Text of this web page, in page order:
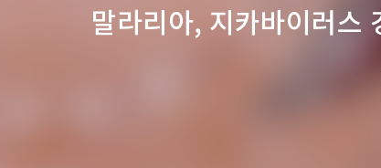
말라리아, 지카바이러스